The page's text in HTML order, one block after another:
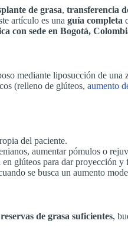
de grasa, transferencia
artículo es una guía completa
con sede en Bogotá,
mediante liposucción de
(relleno de glúteos, aumento
del paciente.
aumentar pómulos o
en glúteos para dar proyección y
se busca un aumento
reservas de grasa suficientes,